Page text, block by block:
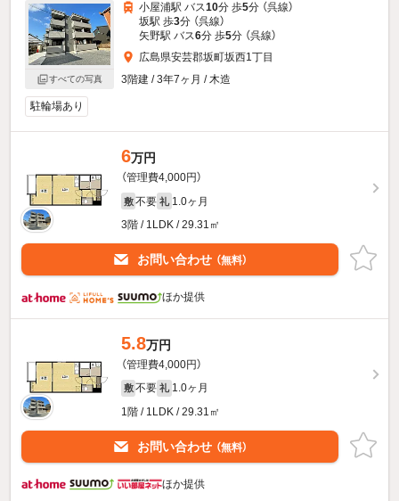
すべての写真
小屋浦駅 バス10分 歩5分 （呉線）
坂駅 歩3分 （呉線）
矢野駅 バス6分 歩5分 （呉線）
広島県安芸郡坂町坂西1丁目
3階建 / 3年7ヶ月 / 木造
駐輪場あり
6万円
（管理費4,000円）
敷 不要 礼 1.0ヶ月
3階 / 1LDK / 29.31㎡
お問い合わせ （無料）
ほか提供
5.8万円
（管理費4,000円）
敷 不要 礼 1.0ヶ月
1階 / 1LDK / 29.31㎡
お問い合わせ （無料）
ほか提供